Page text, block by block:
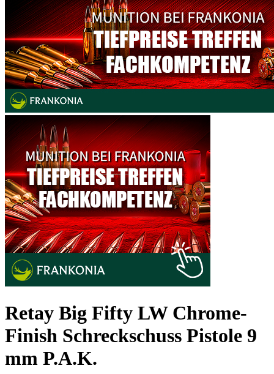
Retay Big Fifty LW Chrome-
Finish Schreckschuss Pistole 9
mm P.A.K.